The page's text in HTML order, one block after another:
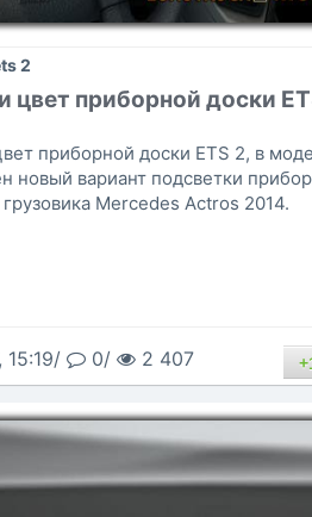
2
цвет приборной доски
приборной доски ETS 2, в
новый вариант подсветки
Mercedes Actros 2014.
15:19/ 0/ 2 407